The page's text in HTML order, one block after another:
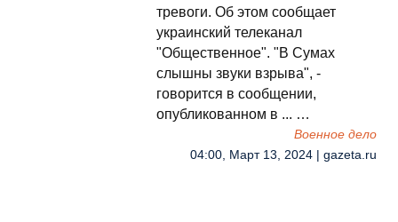
тревоги. Об этом сообщает
украинский телеканал
"Общественное". "В Сумах
слышны звуки взрыва", -
говорится в сообщении,
опубликованном в ... …
Военное дело
04:00, Март 13, 2024 | gazeta.ru